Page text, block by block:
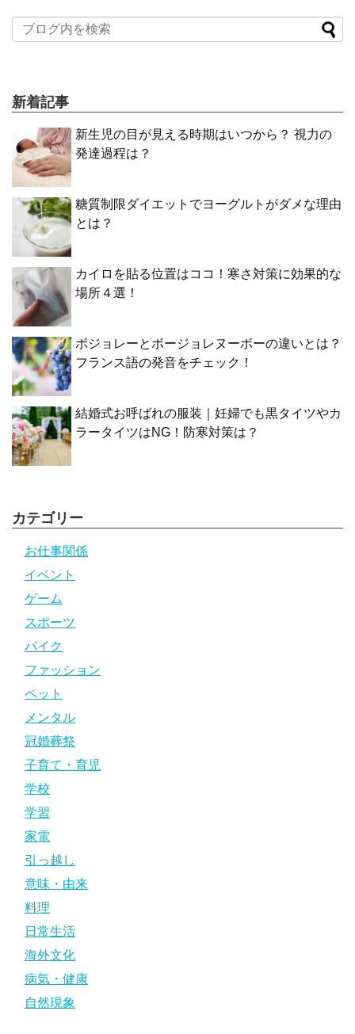
新着記事
新生児の目が見える時期はいつから？ 視力の
発達過程は？
糖質制限ダイエットでヨーグルトがダメな理由
とは？
カイロを貼る位置はココ！寒さ対策に効果的な
場所４選！
ボジョレーとボージョレヌーボーの違いとは？
フランス語の発音をチェック！
結婚式お呼ばれの服装｜妊婦でも黒タイツやカ
ラータイツはNG！防寒対策は？
カテゴリー
お仕事関係
イベント
ゲーム
スポーツ
バイク
ファッション
ペット
メンタル
冠婚葬祭
子育て・育児
学校
学習
家電
引っ越し
意味・由来
料理
日常生活
海外文化
病気・健康
自然現象